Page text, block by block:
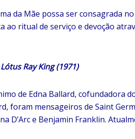
da Mãe possa ser consagrada
ao ritual de serviço e devoção
Ray King (1971)
de Edna Ballard, cofundadora
foram mensageiros de Saint
D’Arc e Benjamin Franklin.